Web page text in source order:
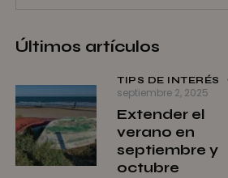
Últimos artículos
TIPS DE INTERÉS
septiembre 2, 2025
Extender el
verano en
septiembre y
octubre